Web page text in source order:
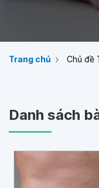
Trang chủ Chủ đề
Danh sách